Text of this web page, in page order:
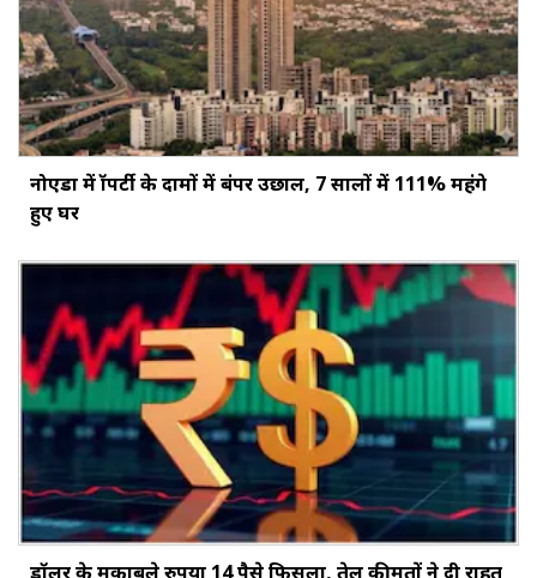
नोएडा में प्रॉपर्टी के दामों में बंपर उछाल, 7 सालों में 111% महंगे
हुए घर
डॉलर के मुकाबले रुपया 14 पैसे फिसला, तेल कीमतों ने दी राहत